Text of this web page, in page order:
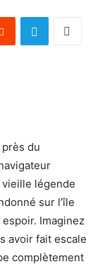
du
vieille légende
sur l’île
Imaginez
avoir fait escale
complètement